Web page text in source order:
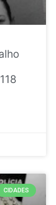
CIDADES